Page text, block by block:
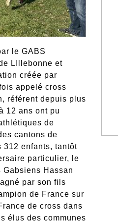
le GABS
LIllebonne et
créée par
appelé cross
référent depuis plus
12 ans ont pu
de
cantons de
312 enfants, tantôt
particulier, le
Hassan
par son fils
de France sur
de cross dans
élus des communes